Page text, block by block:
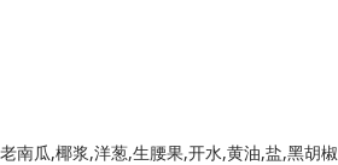
老南瓜,椰浆,洋葱,生腰果,开水,黄油,盐,黑胡椒